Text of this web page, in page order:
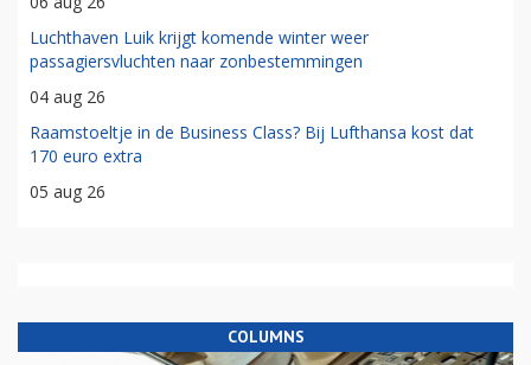
Luchthaven Luik krijgt komende winter weer
passagiersvluchten naar zonbestemmingen
04 aug 26
Raamstoeltje in de Business Class? Bij Lufthansa kost dat
170 euro extra
05 aug 26
COLUMNS